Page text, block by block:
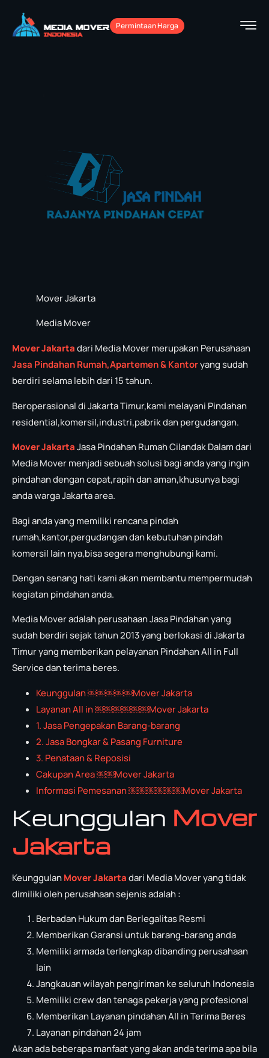
Permintaan Harga
Mover Jakarta
Media Mover
Mover Jakartadari Media Mover merupakan Perusahaan
Jasa Pindahan Rumah,Apartemen & Kantoryang sudah
berdiri selama lebih dari 15 tahun.
Beroperasional di Jakarta Timur,kami melayani Pindahan
residential,komersil,industri,pabrik dan pergudangan.
Mover JakartaJasa Pindahan Rumah Cilandak Dalam dari
Media Mover menjadi sebuah solusi bagi anda yang ingin
pindahan dengan cepat,rapih dan aman,khusunya bagi
anda warga Jakarta area.
Bagi anda yang memiliki rencana pindah
rumah,kantor,pergudangan dan kebutuhan pindah
komersil lain nya,bisa segera menghubungi kami.
Dengan senang hati kami akan membantu mempermudah
kegiatan pindahan anda.
Media Mover adalah perusahaan Jasa Pindahan yang
sudah berdiri sejak tahun 2013 yang berlokasi di Jakarta
Timur yang memberikan pelayanan Pindahan All in Full
Service dan terima beres.
Keunggulan ￼￼￼￼￼Mover Jakarta
Layanan All in ￼￼￼￼￼￼Mover Jakarta
1. Jasa Pengepakan Barang-barang
2. Jasa Bongkar & Pasang Furniture
3. Penataan & Reposisi
Cakupan Area ￼￼Mover Jakarta
Informasi Pemesanan ￼￼￼￼￼￼Mover Jakarta
Keunggulan Mover
Jakarta
KeunggulanMover Jakartadari Media Mover yang tidak
dimiliki oleh perusahaan sejenis adalah :
Berbadan Hukum dan Berlegalitas Resmi
Memberikan Garansi untuk barang-barang anda
Memiliki armada terlengkap dibanding perusahaan
lain
Jangkauan wilayah pengiriman ke seluruh Indonesia
Memiliki crew dan tenaga pekerja yang profesional
Memberikan Layanan pindahan All in Terima Beres
Layanan pindahan 24 jam
Akan ada beberapa manfaat yang akan anda terima apa bila